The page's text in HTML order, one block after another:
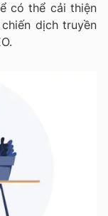
có thể cải thiện
dịch truyền